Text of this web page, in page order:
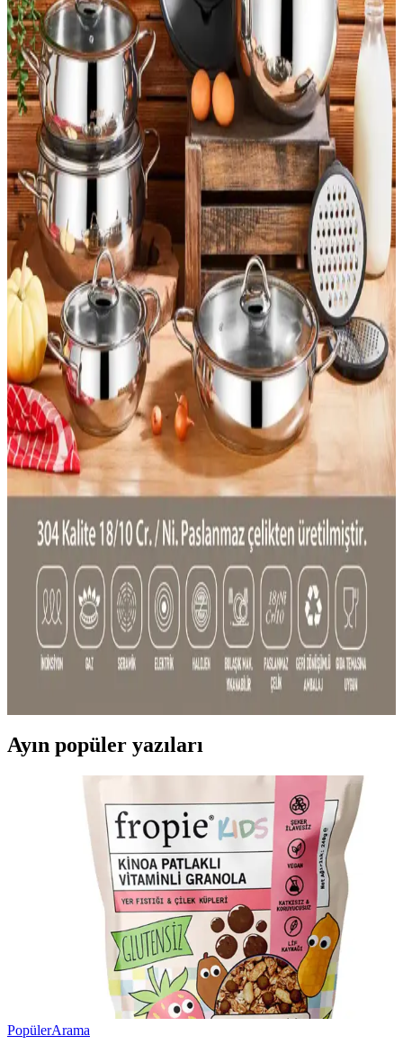
Günlük ve dış mekan aktiviteleri için ideal olan 2 litre paslanmaz
çelik termoslar, dayanıklılık ve pratiklik sunar, geniş hacmiyle
kullanıcıların ihtiyaçlarını karşılar.
Ayz Güvenlik Kilitli Kedi Tasması: Dayanıklı ve Şık
Tasarım ile Güvenlik Sağlar
Ayz markalama güvenlik kilitli kedi tasması, dayanıklı paslanmaz
çelik ve kişiselleştirilebilir künyeleriyle güvenliği ve şıklığı bir arada
sunar, kullanımı kolay ve uzun ömürlüdür.
Evcil Hayvanlar İçin Doğru Mama ve Su Kabı
Seçimi ve Karşılaştırması
Evcil hayvanlar için mama ve su kabı seçerken malzeme, hijyen ve
dayanıklılık önemli faktörlerdir. Paslanmaz çelik ve seramik uzun
ömürlü ve hijyenik seçenekler sunar, plastik ise uygun fiyatlıdır.
Çok Amaçlı Mutfak Gereçleri: Fonksiyonellik ve
Pratiklik Sunan Modern Çözümler
Pratiklik ve fonksiyonelliği bir arada sunan çok amaçlı mutfak
gereçleri, dayanıklı malzemeleri ve çoklu fonksiyonlarıyla mutfakta
zaman ve maliyet tasarrufu sağlar.
Cooker Çelik Termos 0,75 Lt Pudra Pembe -
Dayanıklı ve Pratik Kullanım İçin Ideal
Cooker çelik termos, 0,75 litrelik hacmi ve paslanmaz çelik yapısıyla
uzun ömürlü, hijyenik ve estetik bir seçenektir. Sıcak ve soğuk tutma
performansı yüksek, günlük kullanım ve seyahatler için uygundur.
Dayanıklı Çok Amaçlı Tencere Setleri: Mutfakta
Güvenilirlik ve Çok Yönlülük Özellikleri
Dayanıklı ve çok amaçlı tencere setleri, uzun ömürlü malzemeleri ve
çok fonksiyonlu kullanımıyla mutfakta verimlilik sağlar. Farklı boyut
ve şekillerdeki setler, pişirme, saklama ve servis gibi ihtiyaçlara
Ayın popüler yazıları
PopülerArama